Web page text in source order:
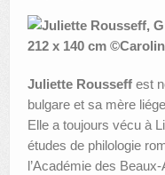
Juliette Rousseff est
bulgare et sa mère
Elle a toujours vécu à
études de philologie
l’Académie des Beaux-